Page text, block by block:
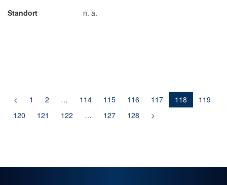
Standort
n. a.
< 1 2 … 114 115 116 117 118
119
120
121 122 … 127 128 >